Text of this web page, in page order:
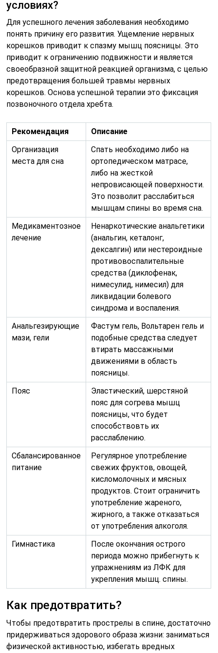
условиях?
Для успешного лечения заболевания необходимо
понять причину его развития. Ущемление нервных
корешков приводит к спазму мышц поясницы. Это
приводит к ограничению подвижности и является
своеобразной защитной реакцией организма, с целью
предотвращения большей травмы нервных
корешков. Основа успешной терапии это фиксация
позвоночного отдела хребта.
Рекомендация
Описание
Организация
места для сна
Спать необходимо либо на
ортопедическом матрасе,
либо на жесткой
непровисающей поверхности.
Это позволит расслабиться
мышцам спины во время сна.
Медикаментозное
лечение
Ненаркотические анальгетики
(анальгин, кеталонг,
дексалгин) или нестероидные
противовоспалительные
средства (диклофенак,
нимесулид, нимесил) для
ликвидации болевого
синдрома и воспаления.
Анальгезирующие
мази, гели
Фастум гель, Вольтарен гель и
подобные средства следует
втирать массажными
движениями в область
поясницы.
Пояс
Эластический, шерстяной
пояс для согрева мышц
поясницы, что будет
способствовть их
расслаблению.
Сбалансированное
питание
Регулярное употребление
свежих фруктов, овощей,
кисломолочных и мясных
продуктов. Стоит ограничить
употребление жареного,
жирного, а также отказаться
от употребления алкоголя.
Гимнастика
После окончания острого
периода можно прибегнуть к
упражнениям из ЛФК для
укрепления мышц. спины.
Как предотвратить?
Чтобы предотвратить прострелы в спине, достаточно
придерживаться здорового образа жизни: заниматься
физической активностью, избегать вредных